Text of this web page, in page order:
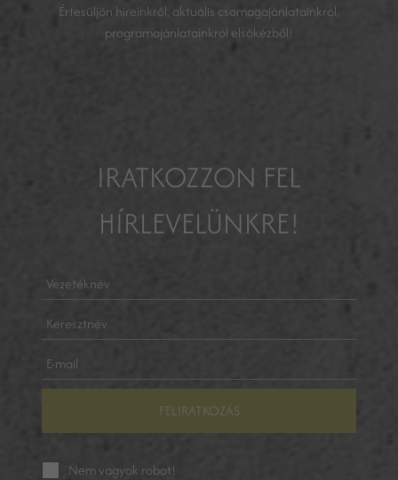
Értesüljön híreinkről, aktuális csomagajánlatainkról,
programajánlatainkról elsőkézből!
IRATKOZZON FEL
HÍRLEVELÜNKRE!
FELIRATKOZÁS
Nem vagyok robot!